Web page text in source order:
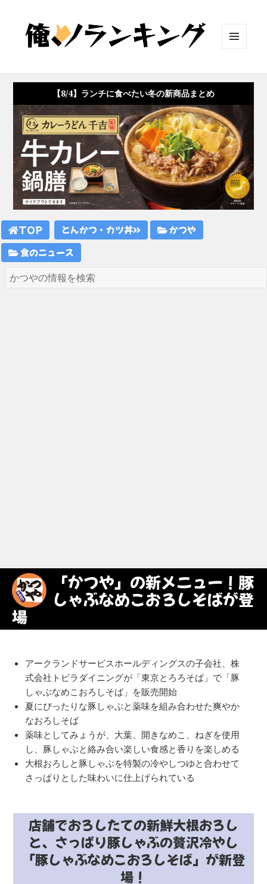
ット
【8/4】ランチに食べたい冬の新商品まとめ
TOP とんかつ・カツ丼
かつや
食のニュース
「かつや」の新メニュー！豚
しゃぶなめこおろしそばが登
場
アークランドサービスホールディングスの子会社、株
式会社トビラダイニングが「東京とろろそば」で「豚
しゃぶなめこおろしそば」を販売開始
夏にぴったりな豚しゃぶと薬味を組み合わせた爽やか
なおろしそば
薬味としてみょうが、大葉、開きなめこ、ねぎを使用
し、豚しゃぶと絡み合い楽しい食感と香りを楽しめる
大根おろしと豚しゃぶを特製の冷やしつゆと合わせて
さっぱりとした味わいに仕上げられている
店舗でおろしたての新鮮大根おろし
と、さっぱり豚しゃぶの贅沢冷やし
「豚しゃぶなめこおろしそば」が新登
場！